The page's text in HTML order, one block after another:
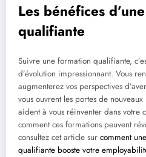
Les bénéfices
qualifiante
Suivre une formation qualifiante,
d’évolution impressionnant. Vous
augmenterez vos perspectives
vous ouvrent les portes de
aident à vous réinventer dans votre
comment ces formations peuvent
consultez cet article sur comment
qualifiante booste votre